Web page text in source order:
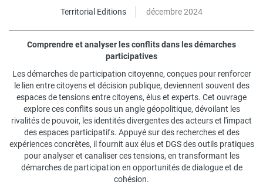
Territorial Editions
décembre 2024
Comprendre et analyser les conflits dans les démarches
participatives
Les démarches de participation citoyenne, conçues pour renforcer
le lien entre citoyens et décision publique, deviennent souvent des
espaces de tensions entre citoyens, élus et experts. Cet ouvrage
explore ces conflits sous un angle géopolitique, dévoilant les
rivalités de pouvoir, les identités divergentes des acteurs et l'impact
des espaces participatifs. Appuyé sur des recherches et des
expériences concrètes, il fournit aux élus et DGS des outils pratiques
pour analyser et canaliser ces tensions, en transformant les
démarches de participation en opportunités de dialogue et de
cohésion.